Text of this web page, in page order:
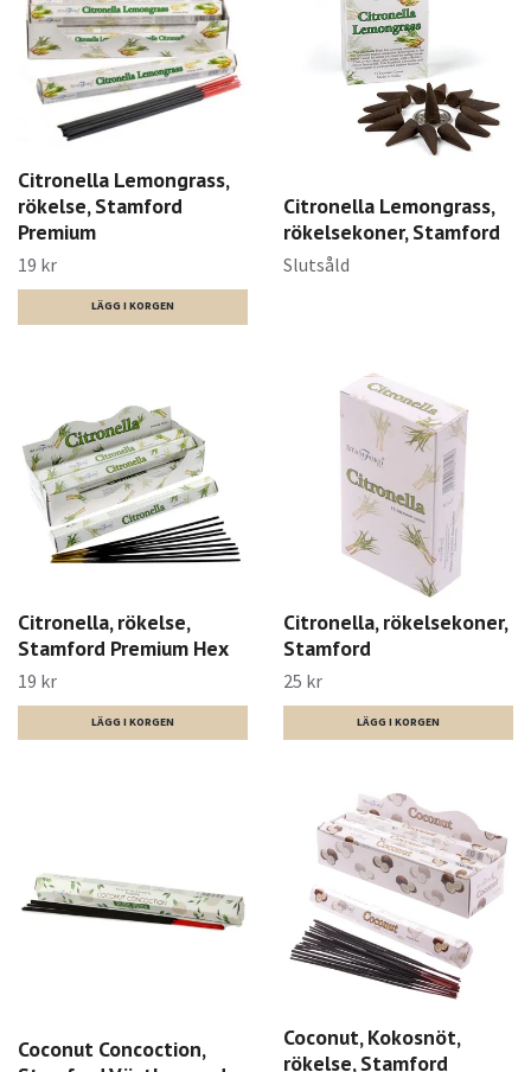
Citronella Lemongrass,
rökelse, Stamford
Premium
19 kr
Citronella Lemongrass,
rökelsekoner, Stamford
Slutsåld
Citronella, rökelse,
Stamford Premium Hex
19 kr
Citronella, rökelsekoner,
Stamford
25 kr
Coconut Concoction,
Coconut, Kokosnöt,
rökelse, Stamford